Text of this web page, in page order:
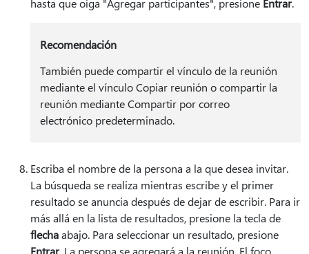
hasta que oiga "Agregar participantes", presione Entrar.
Recomendación
También puede compartir el vínculo de la reunión
mediante el vínculo Copiar reunión o compartir la
reunión mediante Compartir por correo
electrónico predeterminado.
Escriba el nombre de la persona a la que desea invitar.
La búsqueda se realiza mientras escribe y el primer
resultado se anuncia después de dejar de escribir. Para ir
más allá en la lista de resultados, presione la tecla de
flechaabajo. Para seleccionar un resultado, presione
Entrar. La persona se agregará a la reunión. El foco